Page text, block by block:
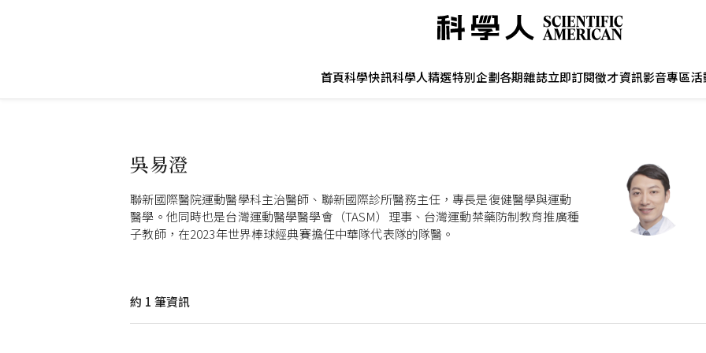
首頁科學快訊科學人精選特別企劃各期雜誌立即訂閱徵才資訊影音專區活
吳易澄
聯新國際醫院運動醫學科主治醫師、聯新國際診所醫務主任，專長是復健醫學與運動
醫學。他同時也是台灣運動醫學醫學會（TASM）理事、台灣運動禁藥防制教育推廣種
子教師，在2023年世界棒球經典賽擔任中華隊代表隊的隊醫。
約 1 筆資訊